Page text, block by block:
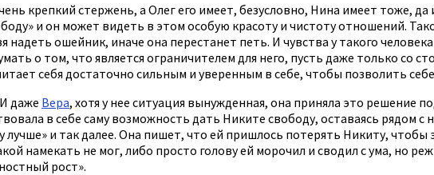
крепкий стержень, а Олег его имеет, безусловно, Нина имеет тоже, да
и он может видеть в этом особую красоту и чистоту отношений.
надеть ошейник, иначе она перестанет петь. И чувства у такого
о том, что является ограничителем для него, пусть даже только со
себя достаточно сильным и уверенным в себе, чтобы позволить
даже Вера, хотя у нее ситуация вынужденная, она приняла это решение
в себе саму возможность дать Никите свободу, оставаясь рядом с
лучше» и так далее. Она пишет, что ей пришлось потерять Никиту,
намекать не мог, либо просто голову ей морочил и сводил с ума, но
рост».